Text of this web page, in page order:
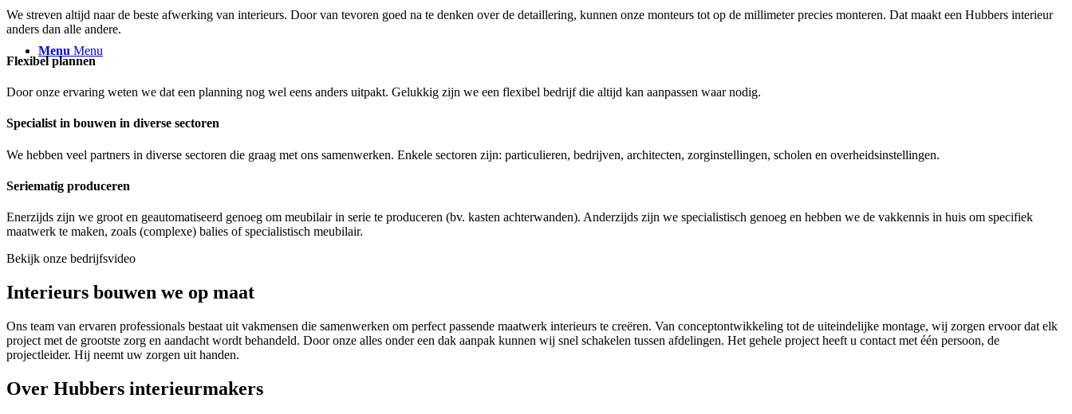
Menu Menu
We streven altijd naar de beste afwerking van interieurs. Door van tevoren goed na te denken over de detaillering, kunnen onze monteurs tot op de millimeter precies monteren. Dat maakt een Hubbers interieur
anders dan alle andere.
Flexibel plannen
Door onze ervaring weten we dat een planning nog wel eens anders uitpakt. Gelukkig zijn we een flexibel bedrijf die altijd kan aanpassen waar nodig.
Specialist in bouwen in diverse sectoren
We hebben veel partners in diverse sectoren die graag met ons samenwerken. Enkele sectoren zijn: particulieren, bedrijven, architecten, zorginstellingen, scholen en overheidsinstellingen.
Seriematig produceren
Enerzijds zijn we groot en geautomatiseerd genoeg om meubilair in serie te produceren (bv. kasten achterwanden). Anderzijds zijn we specialistisch genoeg en hebben we de vakkennis in huis om specifiek
maatwerk te maken, zoals (complexe) balies of specialistisch meubilair.
Bekijk onze bedrijfsvideo
Interieurs bouwen we op maat
Ons team van ervaren professionals bestaat uit vakmensen die samenwerken om perfect passende maatwerk interieurs te creëren. Van conceptontwikkeling tot de uiteindelijke montage, wij zorgen ervoor dat elk
project met de grootste zorg en aandacht wordt behandeld. Door onze alles onder een dak aanpak kunnen wij snel schakelen tussen afdelingen. Het gehele project heeft u contact met één persoon, de
projectleider. Hij neemt uw zorgen uit handen.
Over Hubbers interieurmakers